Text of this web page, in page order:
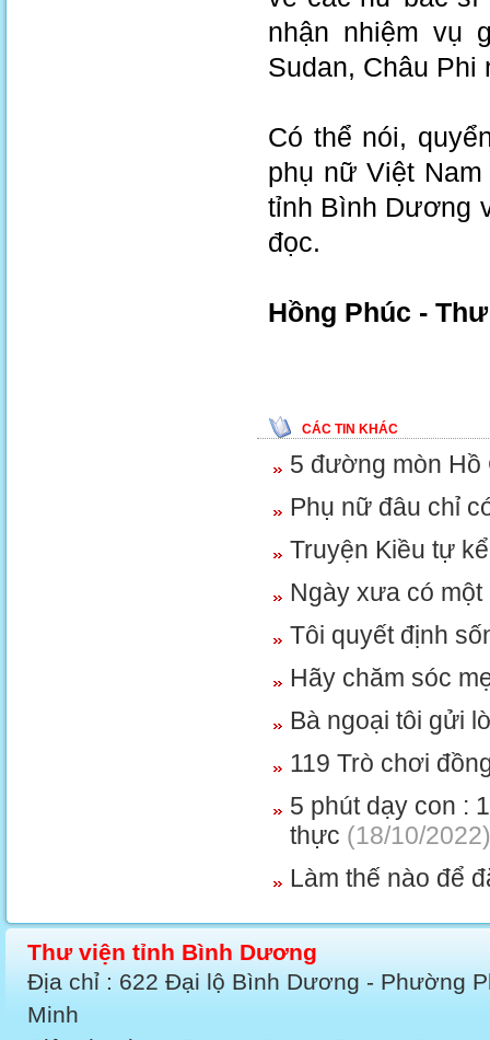
nhận nhiệm vụ
Sudan, Châu Phi
Có thể nói,
phụ nữ Việt
tỉnh Bình Dương
đọc.
Hồng Phúc -
CÁC TIN KHÁC
5 đường mòn Hồ
Phụ nữ đâu chỉ
Truyện Kiều tự
Ngày xưa có một
Tôi quyết định
Hãy chăm sóc
Bà ngoại tôi gửi
119 Trò chơi
5 phút dạy con :
thực (18/10/2022)
Làm thế nào để
Thư viện tỉnh Bình Dương
Địa chỉ : 622 Đại lộ Bình Dương - Phường
Minh